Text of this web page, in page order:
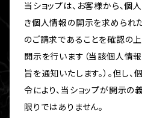
当ショップは、お客様から、
き個人情報の開示を求められ
のご請求であることを確認の上
開示を行います（当該個人情
旨を通知いたします。）。但し
令により、当ショップが開示の
限りではありません。